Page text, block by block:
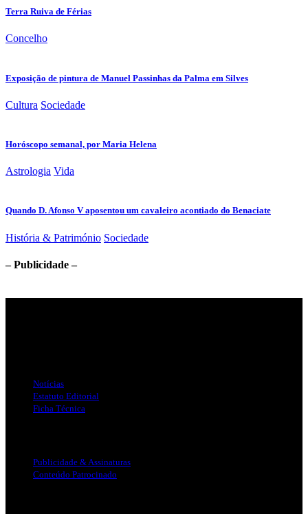
Terra Ruiva de Férias
Concelho
Exposição de pintura de Manuel Passinhas da Palma em Silves
Cultura Sociedade
Horóscopo semanal, por Maria Helena
Astrologia Vida
Quando D. Afonso V aposentou um cavaleiro acontiado do Benaciate
História & Património Sociedade
– Publicidade –
Notícias
Estatuto Editorial
Ficha Técnica
Publicidade & Assinaturas
Conteúdo Patrocinado